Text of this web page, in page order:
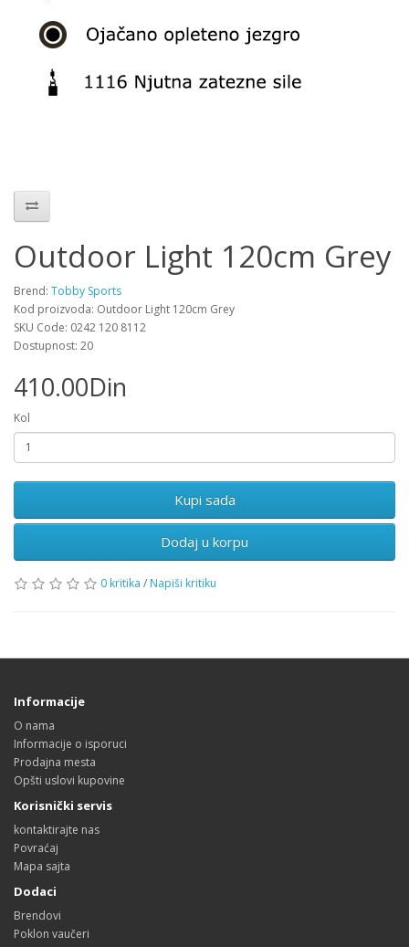
Outdoor Light 120cm Grey
Brend: Tobby Sports
Kod proizvoda: Outdoor Light 120cm Grey
SKU Code: 0242 120 8112
Dostupnost: 20
410.00Din
Kol
Dodaj u korpu
0 kritika / Napiši kritiku
Informacije
O nama
Informacije o isporuci
Prodajna mesta
Opšti uslovi kupovine
Korisnički servis
kontaktirajte nas
Povraćaj
Mapa sajta
Dodaci
Brendovi
Poklon vaučeri